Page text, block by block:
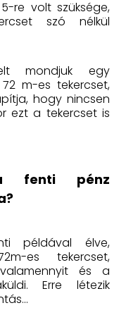
re volt szüksége,
szó nélkül
mondjuk egy
m-es tekercset,
hogy nincsen
ezt a tekercset is
fenti pénz
példával élve,
es tekercset,
és a
Erre létezik